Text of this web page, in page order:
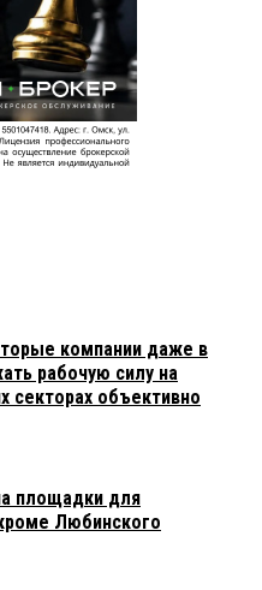
компании даже в
рабочую силу на
секторах объективно
площадки для
Любинского